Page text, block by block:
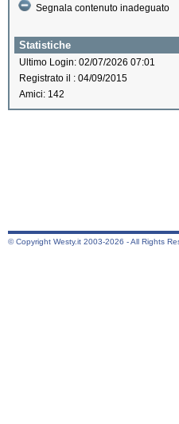
Segnala contenuto inadeguato
Statistiche
Ultimo Login: 02/07/2026 07:01
Registrato il : 04/09/2015
Amici: 142
© Copyright Westy.it 2003-2026 - All Rights